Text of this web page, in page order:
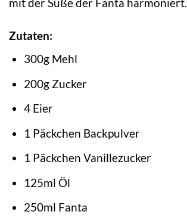
Zutaten:
300g Mehl
200g Zucker
4 Eier
1 Päckchen Backpulver
1 Päckchen Vanillezucker
125ml Öl
250ml Fanta